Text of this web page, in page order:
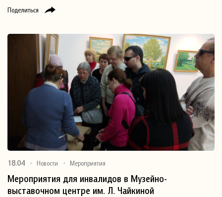
Поделиться
18.04 Новости Мероприятия
Мероприятия для инвалидов в Музейно-
выставочном центре им. Л. Чайкиной